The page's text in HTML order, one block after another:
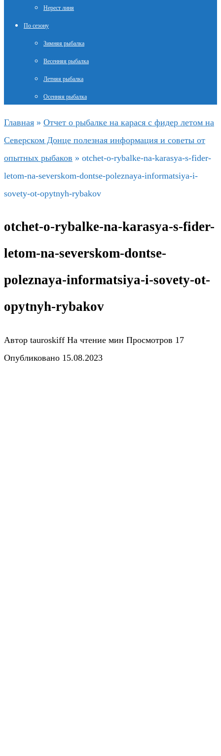
Нерест линя
По сезону
Зимняя рыбалка
Весенняя рыбалка
Летняя рыбалка
Осенняя рыбалка
Главная » Отчет о рыбалке на карася с фидер летом на
Северском Донце полезная информация и советы от
опытных рыбаков » otchet-o-rybalke-na-karasya-s-fider-
letom-na-severskom-dontse-poleznaya-informatsiya-i-
sovety-ot-opytnyh-rybakov
otchet-o-rybalke-na-karasya-s-fider-
letom-na-severskom-dontse-
poleznaya-informatsiya-i-sovety-ot-
opytnyh-rybakov
Автор tauroskiff На чтение мин Просмотров 17
Опубликовано 15.08.2023